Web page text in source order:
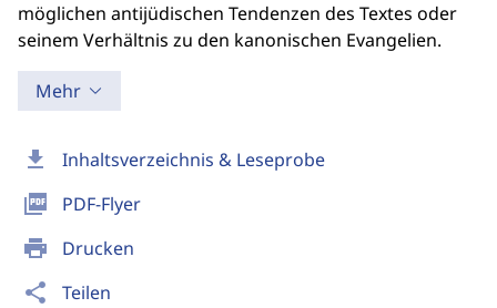
download Inhaltsverzeichnis & Leseprobe
picture_as_pdf PDF-Flyer
print Drucken
share Teilen
möglichen antijüdischen Tendenzen des Textes oder
seinem Verhältnis zu den kanonischen Evangelien.
Mehr